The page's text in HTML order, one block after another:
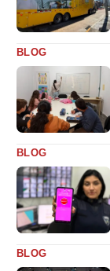
BLOG
BLOG
BLOG